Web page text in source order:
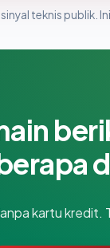
teknis publik.
kartu kredit.